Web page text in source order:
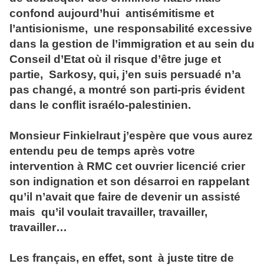
confond aujourd’hui antisémitisme et
l’antisionisme, une responsabilité excessive
dans la gestion de l’immigration et au sein du
Conseil d’Etat où il risque d’être juge et
partie, Sarkosy, qui, j’en suis persuadé n’a
pas changé, a montré son parti-pris évident
dans le conflit israélo-palestinien.
Monsieur Finkielraut j’espère que vous aurez
entendu peu de temps après votre
intervention à RMC cet ouvrier licencié crier
son indignation et son désarroi en rappelant
qu’il n’avait que faire de devenir un assisté
mais qu’il voulait travailler, travailler,
travailler…
Les français, en effet, sont à juste titre de